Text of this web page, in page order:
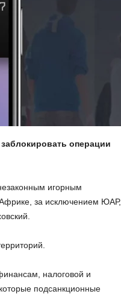
операции
игорным
Африке, за исключением ЮАР,
налоговой и
подсанкционные